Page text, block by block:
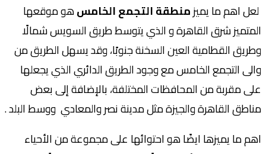
لعل اهم ما يميزمنطقة التجمع الخامسهو موقعها
المتميز شرق القاهرة و الذي يتوسط طريق السويس شمالًا
وطريق القطامية العين السخنة جنوبًا، وقد يسهل الطريق من
والى التجمع الخامس مع وجود الطريق الدائري الذي يجعلها
على مقربة من المحافظات المختلفة، بالإضافة إلى بعض
مناطق القاهرة والجيزة مثل مدينة نصر والمعادي ووسط البلد .
اهم ما يميزها ايضًا هو احتوائها على مجموعة من الأحياء